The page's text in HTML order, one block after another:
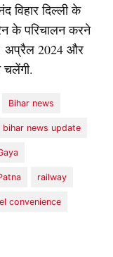
विहार दिल्ली के
के परिचालन करने
अप्रैल 2024 और
Bihar news
bihar news update
railway
convenience